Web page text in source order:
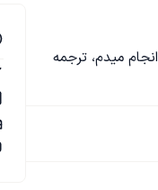
لیسانس نرم افزار، و فوق لیسانس معماری سیستم‌های کامپیوتری دارم، مسلط به زبان انگلیسی، طراحی رو با corel draw انجام میدم، ترجمه